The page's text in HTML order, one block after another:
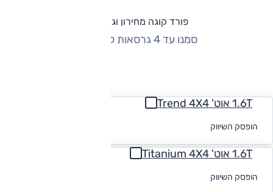
פורד קוגה מחירון וגרסאות
סמנו עד 4 גרסאות להשוואה
1.6T אוט' Trend 4X4
הופסק השיווק
1.6T אוט' Titanium 4X4
הופסק השיווק